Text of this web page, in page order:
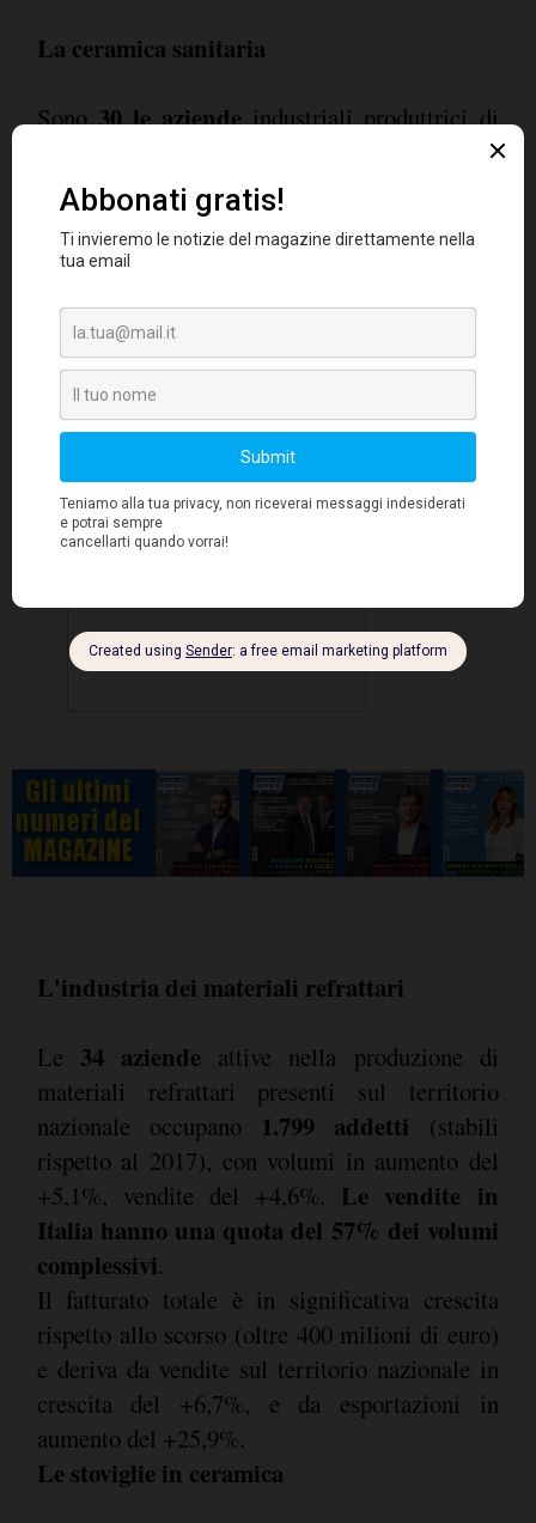
La ceramica sanitaria
Sono30 le aziendeindustriali produttrici di
ceramica sanitaria in Italia, 27 delle quali
localizzate nel distretto di Civita Castellana
(Viterbo). L'occupazione nazionale è pari a
2.743 dipendenti , che ha realizzato una
fatturato è di 336,4 milioni di euro
vendite sui diversi mercati esteri pari a 151
milioni di euro (45% del totale).
L'industria dei materiali refrattari
Le 34 aziende attive nella produzione di
materiali refrattari presenti sul territorio
nazionale occupano
1.799 addetti (stabili
rispetto al 2017), con volumi in aumento del
+5,1%, vendite del +4,6%. Le vendite in
Italia hanno una quota del 57% dei volumi
complessivi.
Il fatturato totale è in significativa crescita
rispetto allo scorso (oltre 400 milioni di euro)
e deriva da vendite sul territorio nazionale in
crescita del +6,7%, e da esportazioni in
aumento del +25,9%.
Le stoviglie in ceramica